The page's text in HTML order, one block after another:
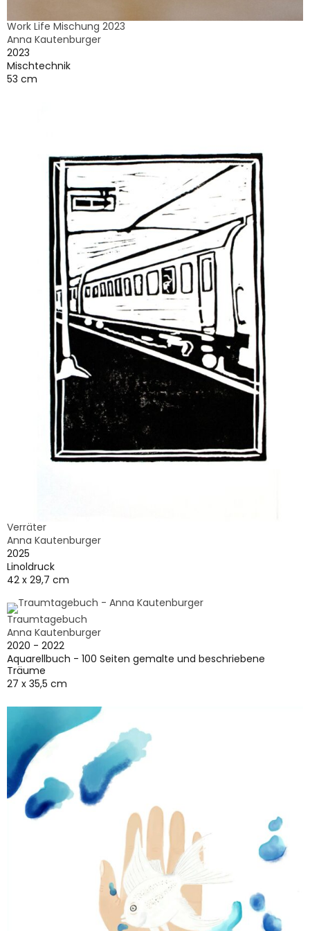
Work Life Mischung 2023
Anna Kautenburger
2023
Mischtechnik
53 cm
Verräter
Anna Kautenburger
2025
Linoldruck
42 x 29,7 cm
Traumtagebuch
Anna Kautenburger
2020 - 2022
Aquarellbuch - 100 Seiten gemalte und beschriebene
Träume
27 x 35,5 cm